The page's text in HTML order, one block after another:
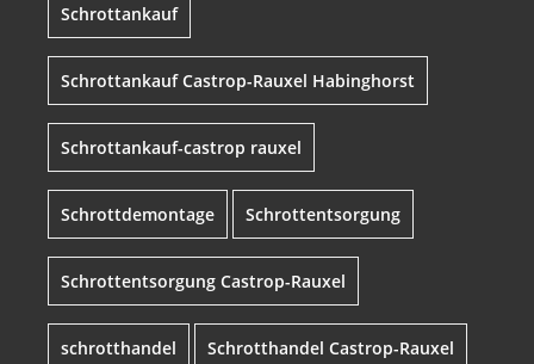
Schrottankauf
Schrottankauf Castrop-Rauxel Habinghorst
Schrottankauf-castrop rauxel
Schrottdemontage Schrottentsorgung
Schrottentsorgung Castrop-Rauxel
schrotthandel Schrotthandel Castrop-Rauxel